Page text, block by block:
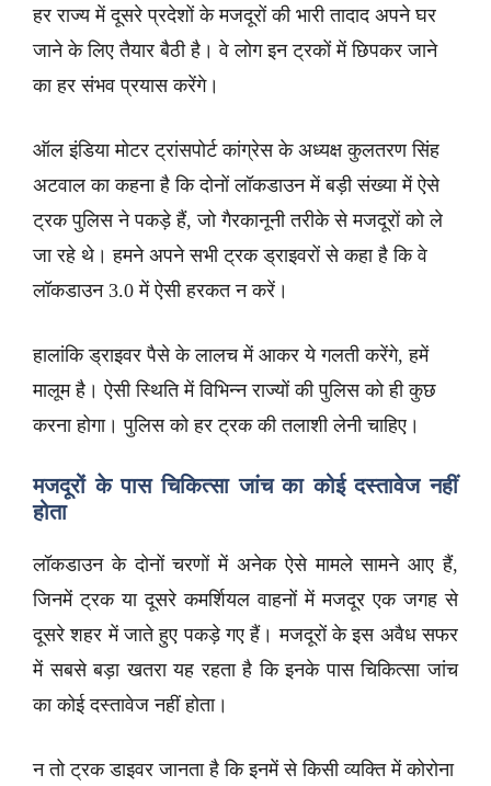
हर राज्य में दूसरे प्रदेशों के मजदूरों की भारी तादाद अपने घर
जाने के लिए तैयार बैठी है। वे लोग इन ट्रकों में छिपकर जाने
का हर संभव प्रयास करेंगे।
ऑल इंडिया मोटर ट्रांसपोर्ट कांग्रेस के अध्यक्ष कुलतरण सिंह
अटवाल का कहना है कि दोनों लॉकडाउन में बड़ी संख्या में ऐसे
ट्रक पुलिस ने पकड़े हैं, जो गैरकानूनी तरीके से मजदूरों को ले
जा रहे थे। हमने अपने सभी ट्रक ड्राइवरों से कहा है कि वे
लॉकडाउन 3.0 में ऐसी हरकत न करें।
हालांकि ड्राइवर पैसे के लालच में आकर ये गलती करेंगे, हमें
मालूम है। ऐसी स्थिति में विभिन्न राज्यों की पुलिस को ही कुछ
करना होगा। पुलिस को हर ट्रक की तलाशी लेनी चाहिए।
मजदूरों के पास चिकित्सा जांच का कोई दस्तावेज नहीं
होता
लॉकडाउन के दोनों चरणों में अनेक ऐसे मामले सामने आए हैं,
जिनमें ट्रक या दूसरे कमर्शियल वाहनों में मजदूर एक जगह से
दूसरे शहर में जाते हुए पकड़े गए हैं। मजदूरों के इस अवैध सफर
में सबसे बड़ा खतरा यह रहता है कि इनके पास चिकित्सा जांच
का कोई दस्तावेज नहीं होता।
न तो ट्रक डाइवर जानता है कि इनमें से किसी व्यक्ति में कोरोना